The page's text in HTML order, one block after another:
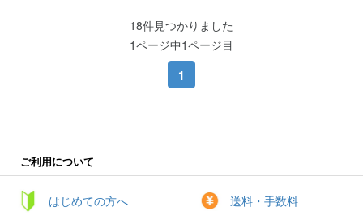
18件見つかりました
1ページ中1ページ目
1
ご利用について
はじめての方へ 送料・手数料